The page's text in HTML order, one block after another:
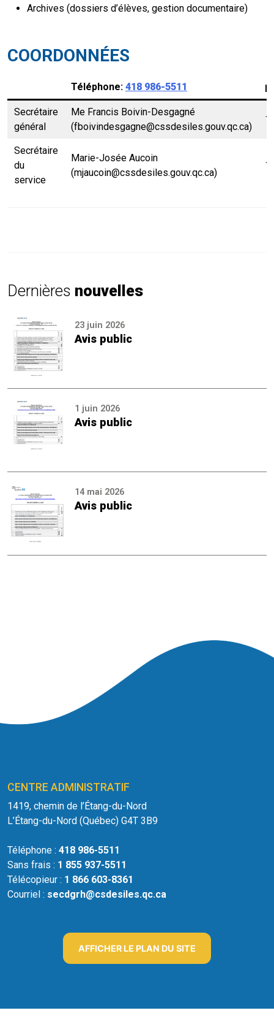
Archives (dossiers d’élèves, gestion documentaire)
COORDONNÉES
Téléphone: 418 986-5511
Secrétaire
général
Me Francis Boivin-Desgagné
(fboivindesgagne@cssdesiles.gouv.qc.ca)
Secrétaire
du
service
Marie-Josée Aucoin
(mjaucoin@cssdesiles.gouv.qc.ca)
Dernières nouvelles
23 juin 2026
Avis public
1 juin 2026
Avis public
14 mai 2026
Avis public
CENTRE ADMINISTRATIF
1419, chemin de l’Étang-du-Nord
L’Étang-du-Nord (Québec) G4T 3B9
Téléphone : 418 986-5511
Sans frais : 1 855 937-5511
Télécopieur : 1 866 603-8361
Courriel : secdgrh@csdesiles.qc.ca
AFFICHER LE PLAN DU SITE